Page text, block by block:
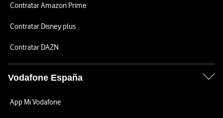
Contratar Amazon Prime
Contratar Disney plus
Contratar DAZN
Vodafone España
App Mi Vodafone